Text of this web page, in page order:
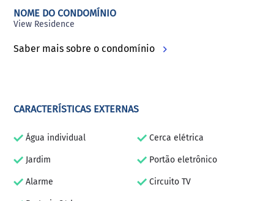
NOME DO CONDOMÍNIO
View Residence
Saber mais sobre o condomínio
CARACTERÍSTICAS EXTERNAS
Água individual Cerca elétrica
Jardim Portão eletrônico
Alarme Circuito TV